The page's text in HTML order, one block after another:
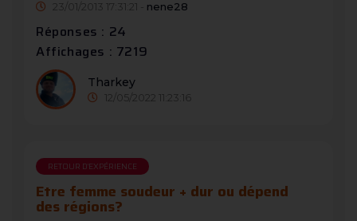
23/01/2013 17:31:21 - nene28
Réponses : 24
Affichages : 7219
Tharkey
12/05/2022 11:23:16
RETOUR D'EXPÉRIENCE
Etre femme soudeur + dur ou dépend
des régions?